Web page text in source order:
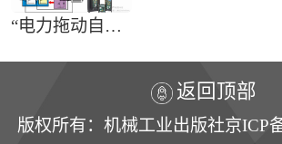
“电力拖动自动控制系统——运动控制系统”课程特点及教学重难点解析
返回顶部
版权所有：机械工业出版社京ICP